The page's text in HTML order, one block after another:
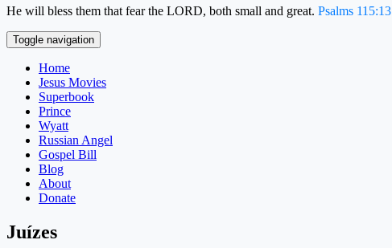
He will bless them that fear the LORD, both small and great. Psalms 115:13
Toggle navigation
Home
Jesus Movies
Superbook
Prince
Wyatt
Russian Angel
Gospel Bill
Blog
About
Donate
Juízes